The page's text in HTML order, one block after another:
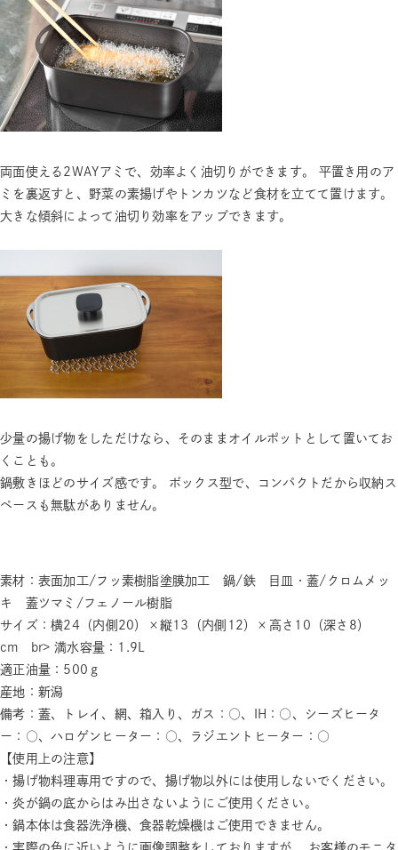
両面使える2WAYアミで、効率よく油切りができます。 平置き用のア
ミを裏返すと、野菜の素揚げやトンカツなど食材を立てて置けます。
大きな傾斜によって油切り効率をアップできます。
少量の揚げ物をしただけなら、そのままオイルポットとして置いてお
くことも。
鍋敷きほどのサイズ感です。 ボックス型で、コンパクトだから収納ス
ペースも無駄がありません。
素材：表面加工/フッ素樹脂塗膜加工 鍋/鉄 目皿・蓋/クロムメッ
キ 蓋ツマミ/フェノール樹脂
サイズ：横24（内側20）×縦13（内側12）×高さ10（深さ8）
cm br> 満水容量：1.9L
適正油量：500ｇ
産地：新潟
備考：蓋、トレイ、網、箱入り、ガス：○、IH：○、シーズヒータ
ー：○、ハロゲンヒーター：○、ラジエントヒーター：○
【使用上の注意】
・揚げ物料理専用ですので、揚げ物以外には使用しないでください。
・炎が鍋の底からはみ出さないようにご使用ください。
・鍋本体は食器洗浄機、食器乾燥機はご使用できません。
・実際の色に近いように画像調整をしておりますが、 お客様のモニタ